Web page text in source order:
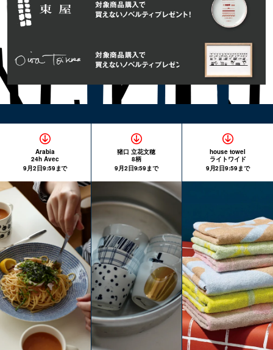
Arabia
24h Avec
9月2日9:59まで
猪口 立花文穂
8柄
9月2日9:59まで
house towel
ライトワイド
9月2日9:59まで